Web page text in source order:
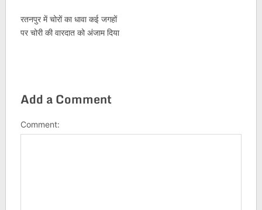
रतनपुर में चोरों का धावा कई जगहों
पर चोरी की वारदात को अंजाम दिया
Add a Comment
Comment: